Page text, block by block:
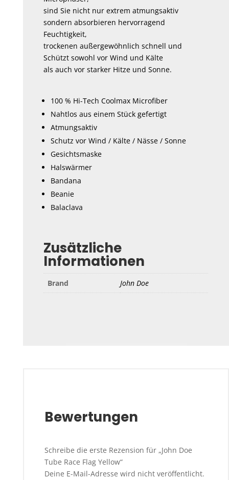
sind Sie nicht nur extrem atmungsaktiv
sondern absorbieren hervorragend
Feuchtigkeit,
trockenen außergewöhnlich schnell und
Schützt sowohl vor Wind und Kälte
als auch vor starker Hitze und Sonne.
100 % Hi-Tech Coolmax Microfiber
Nahtlos aus einem Stück gefertigt
Atmungsaktiv
Schutz vor Wind / Kälte / Nässe / Sonne
Gesichtsmaske
Halswärmer
Bandana
Beanie
Balaclava
Zusätzliche
Informationen
Brand John Doe
Bewertungen
Schreibe die erste Rezension für „John Doe
Tube Race Flag Yellow“
Deine E-Mail-Adresse wird nicht veröffentlicht.